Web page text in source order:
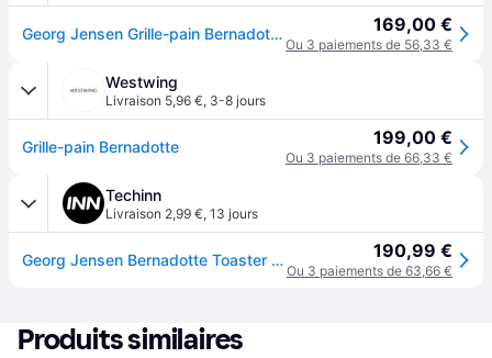
Georg Jensen Grille-pain Bernadotte Acier inoxydable 169,00 €
Ou 3 paiements de 56,33 €
Westwing
Livraison 5,96 €, 3-8 jours
Grille-pain Bernadotte 199,00 €
Ou 3 paiements de 66,33 €
Techinn
Livraison 2,99 €, 13 jours
Georg Jensen Bernadotte Toaster Toaster Argenté One Size / EU Plug 220V 190,99 €
Ou 3 paiements de 63,66 €
Produits similaires